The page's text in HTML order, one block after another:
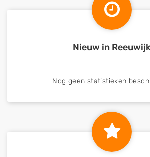
Nieuw in Reeuwijk
Nog geen statistieken